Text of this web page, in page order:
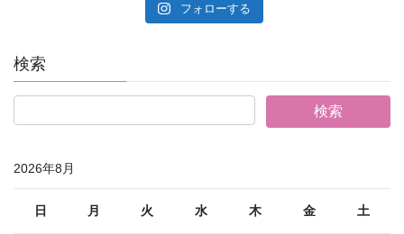
フォローする
検索
2026年8月
日 月 火 水 木 金 土